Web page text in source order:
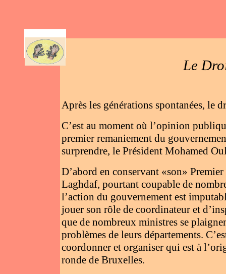
Le
Après les générations spontanées, le
C’est au moment où l’opinion
premier remaniement du
surprendre, le Président Mohamed
D’abord en conservant «son»
Laghdaf, pourtant coupable de
l’action du gouvernement est
jouer son rôle de coordinateur et
que de nombreux ministres se
problèmes de leurs départements.
coordonner et organiser qui est à
ronde de Bruxelles.